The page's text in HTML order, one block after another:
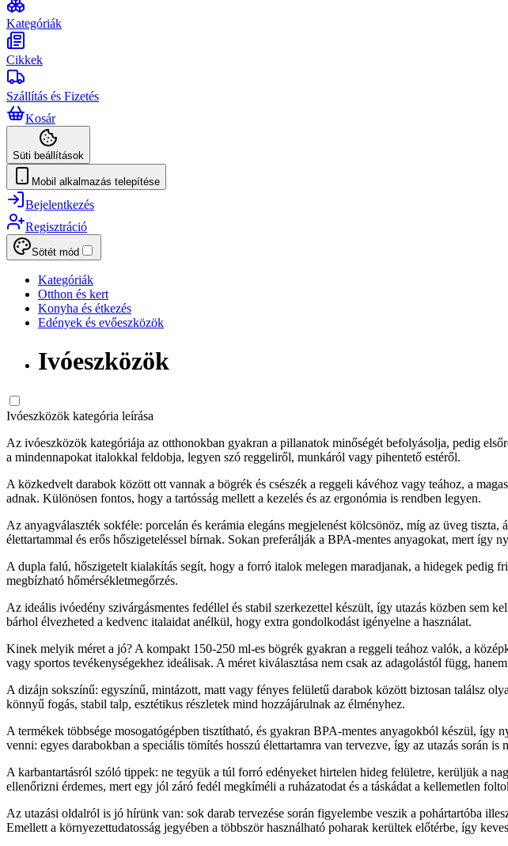
Kategóriák
Cikkek
Szállítás és Fizetés
Kosár
Süti beállítások
Mobil alkalmazás telepítése
Bejelentkezés
Regisztráció
Sötét mód
Kategóriák
Otthon és kert
Konyha és étkezés
Edények és evőeszközök
Ivóeszközök
Ivóeszközök kategória leírása
Az ivóeszközök kategóriája az otthonokban gyakran a pillanatok minőségét befolyásolja, pedig
a mindennapokat italokkal feldobja, legyen szó reggeliről, munkáról vagy pihentető estéről.
A közkedvelt darabok között ott vannak a bögrék és csészék a reggeli kávéhoz vagy teához, a
adnak. Különösen fontos, hogy a tartósság mellett a kezelés és az ergonómia is rendben legyen.
Az anyagválaszték sokféle: porcelán és kerámia elegáns megjelenést kölcsönöz, míg az üveg
élettartammal és erős hőszigeteléssel bírnak. Sokan preferálják a BPA-mentes anyagokat, mert így
A dupla falú, hőszigetelt kialakítás segít, hogy a forró italok melegen maradjanak, a hidegek pedig
megbízható hőmérsékletmegőrzés.
Az ideális ivóedény szivárgásmentes fedéllel és stabil szerkezettel készült, így utazás közben sem
bárhol élvezheted a kedvenc italaidat anélkül, hogy extra gondolkodást igényelne a használat.
Kinek melyik méret a jó? A kompakt 150-250 ml-es bögrék gyakran a reggeli teához valók, a
vagy sportos tevékenységekhez ideálisak. A méret kiválasztása nem csak az adagolástól függ,
A dizájn sokszínű: egyszínű, mintázott, matt vagy fényes felületű darabok között biztosan találsz
könnyű fogás, stabil talp, esztétikus részletek mind hozzájárulnak az élményhez.
A termékek többsége mosogatógépben tisztítható, és gyakran BPA-mentes anyagokból készül, így
venni: egyes darabokban a speciális tömítés hosszú élettartamra van tervezve, így az utazás során is
A karbantartásról szóló tippek: ne tegyük a túl forró edényeket hirtelen hideg felületre, kerüljük a
ellenőrizni érdemes, mert egy jól záró fedél megkíméli a ruházatodat és a táskádat a kellemetlen
Az utazási oldalról is jó hírünk van: sok darab tervezése során figyelembe veszik a pohártartóba
Emellett a környezettudatosság jegyében a többször használható poharak kerültek előtérbe, így